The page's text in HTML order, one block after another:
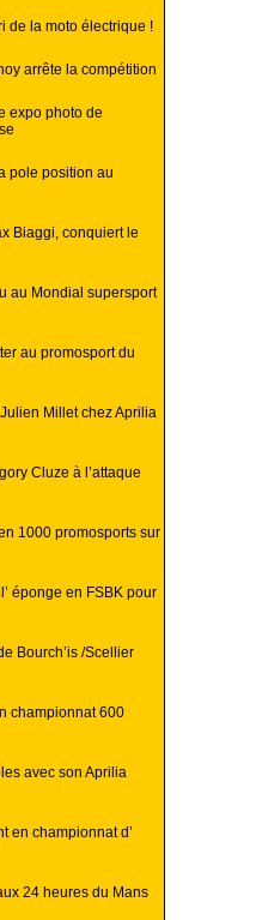
de la moto électrique !
arrête la compétition
expo photo de
pole position au
Biaggi, conquiert le
au Mondial supersport
au promosport du
Millet chez Aprilia
Cluze à l’attaque
1000 promosports sur
éponge en FSBK pour
Bourch’is /Scellier
championnat 600
avec son Aprilia
en championnat d’
24 heures du Mans